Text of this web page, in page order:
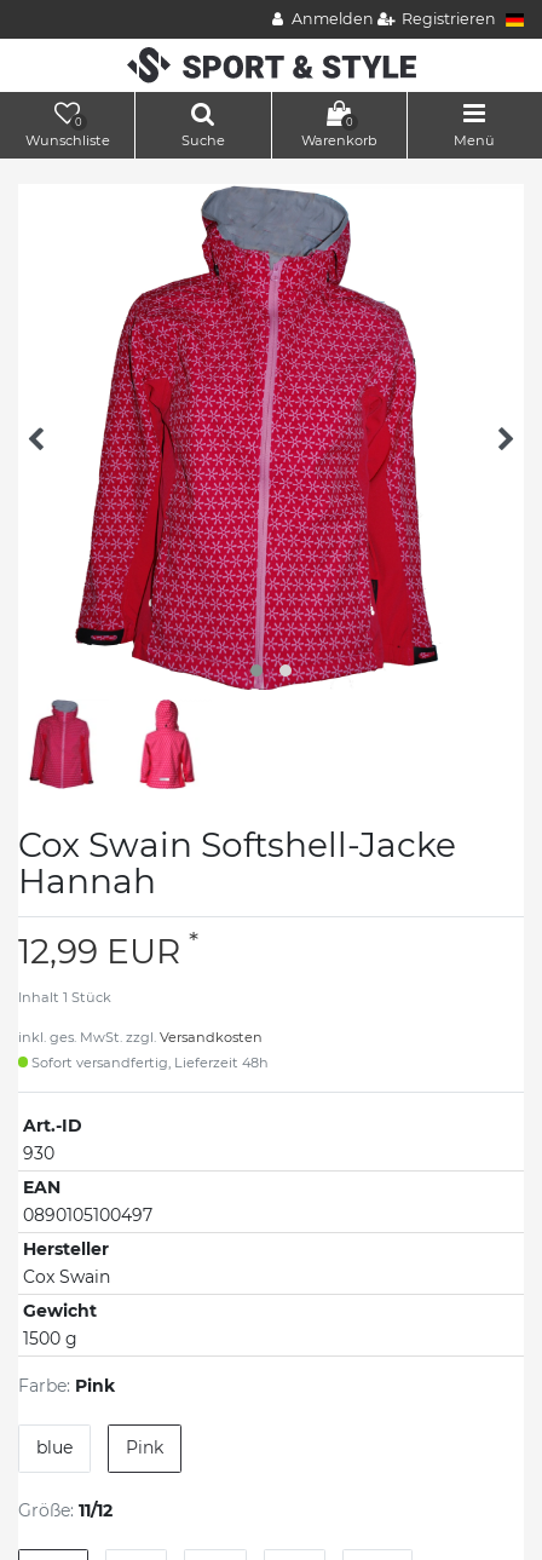
Anmelden Registrieren
0
Wunschliste Suche
0
Warenkorb Menü
Cox Swain Softshell-Jacke
Hannah
12,99 EUR *
Inhalt 1 Stück
inkl. ges. MwSt. zzgl. Versandkosten
Sofort versandfertig, Lieferzeit 48h
Art.-ID
930
EAN
0890105100497
Hersteller
Cox Swain
Gewicht
1500 g
Farbe: Pink
blue Pink
Größe: 11/12